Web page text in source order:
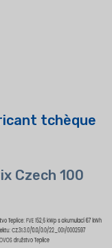
tchèque
Czech 100